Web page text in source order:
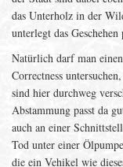
das Unterholz in der
unterlegt das Geschehen
Natürlich darf man
Correctness
sind hier durchweg
Abstammung passt da
auch an einer
Tod unter einer
die ein Vehikel wie